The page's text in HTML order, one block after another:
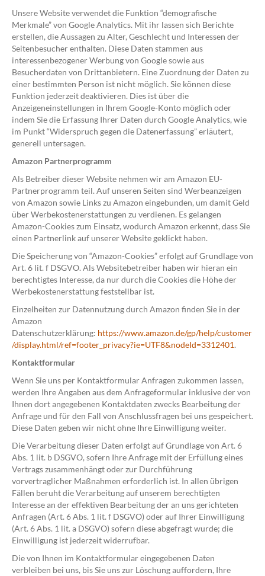
Unsere Website verwendet die Funktion “demografische
Merkmale” von Google Analytics. Mit ihr lassen sich Berichte
erstellen, die Aussagen zu Alter, Geschlecht und Interessen der
Seitenbesucher enthalten. Diese Daten stammen aus
interessenbezogener Werbung von Google sowie aus
Besucherdaten von Drittanbietern. Eine Zuordnung der Daten zu
einer bestimmten Person ist nicht möglich. Sie können diese
Funktion jederzeit deaktivieren. Dies ist über die
Anzeigeneinstellungen in Ihrem Google-Konto möglich oder
indem Sie die Erfassung Ihrer Daten durch Google Analytics, wie
im Punkt “Widerspruch gegen die Datenerfassung” erläutert,
generell untersagen.
Amazon Partnerprogramm
Als Betreiber dieser Website nehmen wir am Amazon EU-
Partnerprogramm teil. Auf unseren Seiten sind Werbeanzeigen
von Amazon sowie Links zu Amazon eingebunden, um damit Geld
über Werbekostenerstattungen zu verdienen. Es gelangen
Amazon-Cookies zum Einsatz, wodurch Amazon erkennt, dass Sie
einen Partnerlink auf unserer Website geklickt haben.
Die Speicherung von “Amazon-Cookies” erfolgt auf Grundlage von
Art. 6 lit. f DSGVO. Als Websitebetreiber haben wir hieran ein
berechtigtes Interesse, da nur durch die Cookies die Höhe der
Werbekostenerstattung feststellbar ist.
Einzelheiten zur Datennutzung durch Amazon finden Sie in der
Amazon
Datenschutzerklärung: https://www.amazon.de/gp/help/customer
/display.html/ref=footer_privacy?ie=UTF8&nodeId=3312401.
Kontaktformular
Wenn Sie uns per Kontaktformular Anfragen zukommen lassen,
werden Ihre Angaben aus dem Anfrageformular inklusive der von
Ihnen dort angegebenen Kontaktdaten zwecks Bearbeitung der
Anfrage und für den Fall von Anschlussfragen bei uns gespeichert.
Diese Daten geben wir nicht ohne Ihre Einwilligung weiter.
Die Verarbeitung dieser Daten erfolgt auf Grundlage von Art. 6
Abs. 1 lit. b DSGVO, sofern Ihre Anfrage mit der Erfüllung eines
Vertrags zusammenhängt oder zur Durchführung
vorvertraglicher Maßnahmen erforderlich ist. In allen übrigen
Fällen beruht die Verarbeitung auf unserem berechtigten
Interesse an der effektiven Bearbeitung der an uns gerichteten
Anfragen (Art. 6 Abs. 1 lit. f DSGVO) oder auf Ihrer Einwilligung
(Art. 6 Abs. 1 lit. a DSGVO) sofern diese abgefragt wurde; die
Einwilligung ist jederzeit widerrufbar.
Die von Ihnen im Kontaktformular eingegebenen Daten
verbleiben bei uns, bis Sie uns zur Löschung auffordern, Ihre